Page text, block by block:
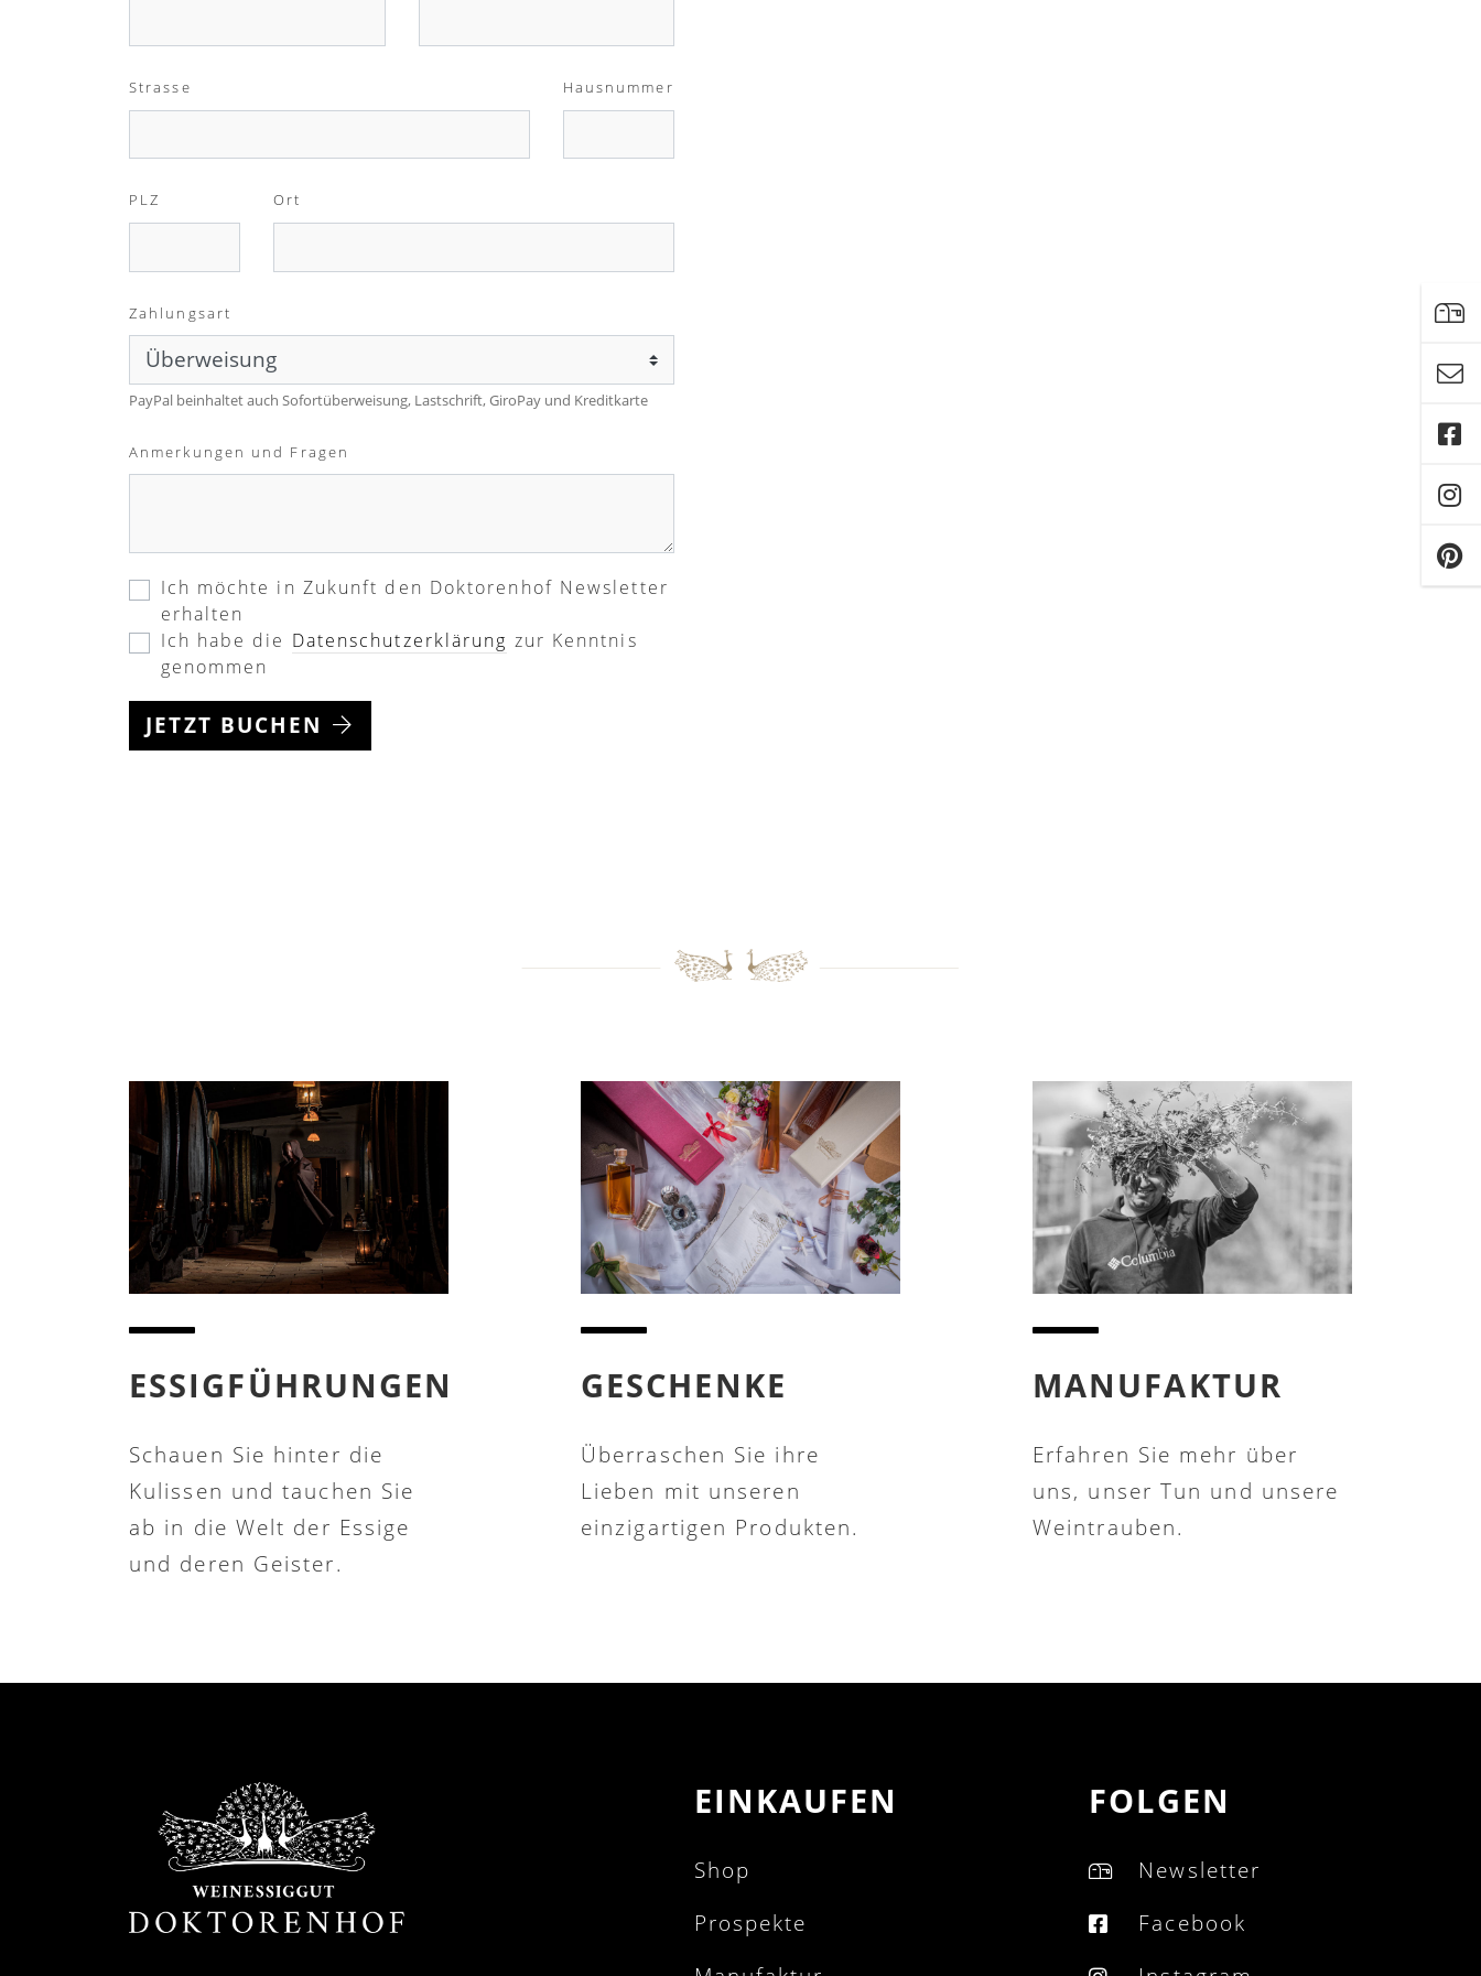
Strasse Hausnummer
PLZ Ort
Zahlungsart
PayPal beinhaltet auch Sofortüberweisung, Lastschrift, GiroPay und Kreditkarte
Anmerkungen und Fragen
Ich möchte in Zukunft den Doktorenhof Newsletter
erhalten
Ich habe die Datenschutzerklärung zur Kenntnis
genommen
JETZT BUCHEN
ESSIGFÜHRUNGEN
Schauen Sie hinter die
Kulissen und tauchen Sie
ab in die Welt der Essige
und deren Geister.
GESCHENKE
Überraschen Sie ihre
Lieben mit unseren
einzigartigen Produkten.
MANUFAKTUR
Erfahren Sie mehr über
uns, unser Tun und unsere
Weintrauben.
EINKAUFEN
Shop
Prospekte
FOLGEN
Newsletter
Facebook